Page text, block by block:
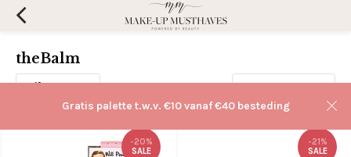
Gratis palette t.w.v. €10 vanaf €40 besteding
theBalm
Filters
-20%
SALE
-21%
SALE